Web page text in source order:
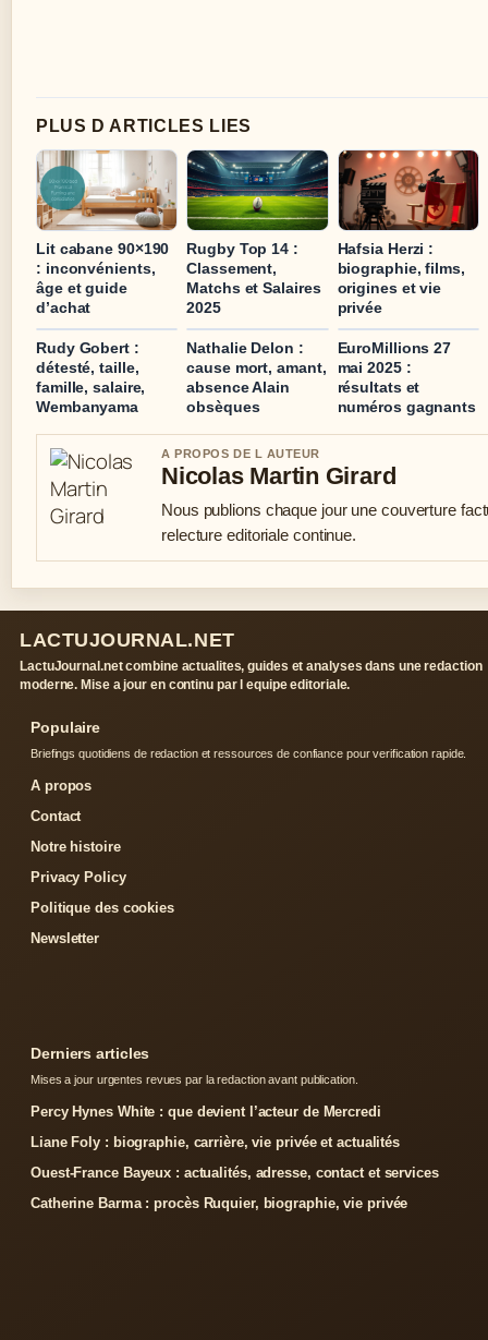
PLUS D ARTICLES LIES
Lit cabane 90×190
: inconvénients,
âge et guide
d’achat
Rugby Top 14 :
Classement,
Matchs et Salaires
2025
Hafsia Herzi :
biographie, films,
origines et vie
privée
Rudy Gobert :
détesté, taille,
famille, salaire,
Wembanyama
Nathalie Delon :
cause mort, amant,
absence Alain
obsèques
EuroMillions 27
mai 2025 :
résultats et
numéros gagnants
A PROPOS DE L AUTEUR
Nicolas Martin Girard
Nous publions chaque jour une couverture
relecture editoriale continue.
LACTUJOURNAL.NET
LactuJournal.net combine actualites, guides et analyses dans une redaction
moderne. Mise a jour en continu par l equipe editoriale.
Populaire
Briefings quotidiens de redaction et ressources de confiance pour verification rapide.
A propos
Contact
Notre histoire
Privacy Policy
Politique des cookies
Newsletter
Derniers articles
Mises a jour urgentes revues par la redaction avant publication.
Percy Hynes White : que devient l’acteur de Mercredi
Liane Foly : biographie, carrière, vie privée et actualités
Ouest-France Bayeux : actualités, adresse, contact et services
Catherine Barma : procès Ruquier, biographie, vie privée